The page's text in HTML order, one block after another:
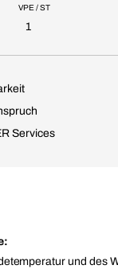
VPE / ST
1
Services
und des